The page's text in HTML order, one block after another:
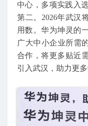
中心，多项实践入
第二。2026年武汉
用数。华为坤灵的
广大中小企业所需
合作，将更多贴近
引入武汉，助力更